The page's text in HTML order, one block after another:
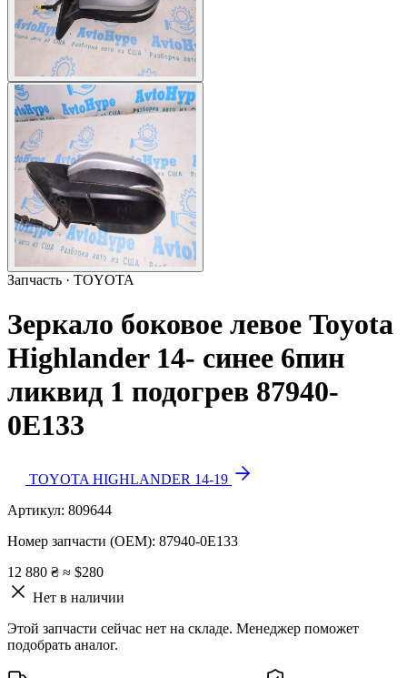
Запчасть · TOYOTA
Зеркало боковое левое Toyota
Highlander 14- синее 6пин
ликвид 1 подогрев 87940-
0E133
TOYOTA HIGHLANDER 14-19
Артикул: 809644
Номер запчасти (OEM): 87940-0E133
12 880 ₴ ≈ $280
Нет в наличии
Этой запчасти сейчас нет на складе. Менеджер поможет
подобрать аналог.